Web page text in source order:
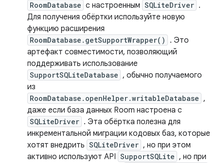
RoomDatabase с настроенным SQLiteDriver .
Для получения обёртки используйте новую
функцию расширения
RoomDatabase.getSupportWrapper()
. Это
артефакт совместимости, позволяющий
поддерживать использование
SupportSQLiteDatabase , обычно получаемого
из
RoomDatabase.openHelper.writableDatabase ,
даже если база данных Room настроена с
SQLiteDriver . Эта обёртка полезна для
инкрементальной миграции кодовых баз, которые
хотят внедрить SQLiteDriver , но при этом
активно используют API SupportSQLite , но при